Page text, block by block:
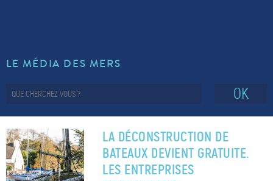
LE MÉDIA DES MERS
OK
LA DÉCONSTRUCTION DE
BATEAUX DEVIENT GRATUITE.
LES ENTREPRISES